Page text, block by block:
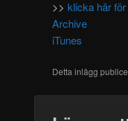
>> klicka här
Archive
iTunes
Detta inlägg